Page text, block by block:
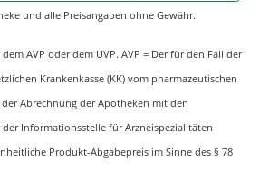
und alle Preisangaben ohne Gewähr.
AVP oder dem UVP. AVP = Der für den Fall der
Krankenkasse (KK) vom pharmazeutischen
Abrechnung der Apotheken mit den
der Informationsstelle für Arzneispezialitäten
Produkt-Abgabepreis im Sinne des § 78